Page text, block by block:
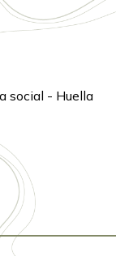
social - Huella